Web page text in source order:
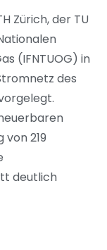
Zürich, der TU
(IFNTUOG) in
des
219
deutlich